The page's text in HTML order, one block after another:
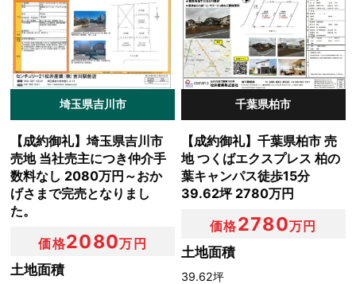
埼玉県吉川市
【成約御礼】埼玉県吉川市
売地 当社売主につき仲介手
数料なし 2080万円～おか
げさまで完売となりまし
た。
価格2080万円
土地面積
千葉県柏市
【成約御礼】千葉県柏市 売
地 つくばエクスプレス 柏の
葉キャンパス徒歩15分
39.62坪 2780万円
価格2780万円
土地面積
39.62坪